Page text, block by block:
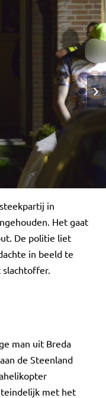
in
Het gaat
De politie liet
in beeld te
slachtoffer.
man uit Breda
de Steenland
met het